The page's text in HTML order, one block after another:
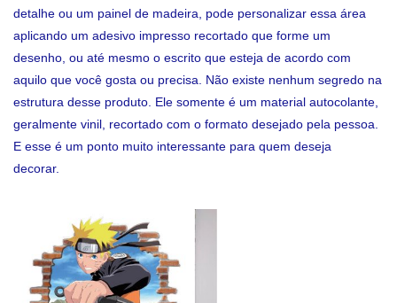
detalhe ou um painel de madeira, pode personalizar essa área
aplicando um adesivo impresso recortado que forme um
desenho, ou até mesmo o escrito que esteja de acordo com
aquilo que você gosta ou precisa. Não existe nenhum segredo na
estrutura desse produto. Ele somente é um material autocolante,
geralmente vinil, recortado com o formato desejado pela pessoa.
E esse é um ponto muito interessante para quem deseja
decorar.